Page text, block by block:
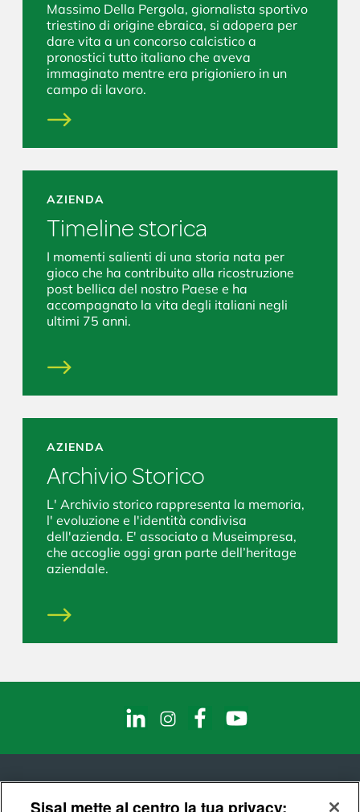
Massimo Della Pergola, giornalista sportivo
triestino di origine ebraica, si adopera per
dare vita a un concorso calcistico a
pronostici tutto italiano che aveva
immaginato mentre era prigioniero in un
campo di lavoro.
AZIENDA
Timeline storica
I momenti salienti di una storia nata per
gioco che ha contribuito alla ricostruzione
post bellica del nostro Paese e ha
accompagnato la vita degli italiani negli
ultimi 75 anni.
AZIENDA
Archivio Storico
L' Archivio storico rappresenta la memoria,
l' evoluzione e l'identità condivisa
dell'azienda. E' associato a Museimpresa,
che accoglie oggi gran parte dell’heritage
aziendale.
Sisal mette al centro la tua privacy: